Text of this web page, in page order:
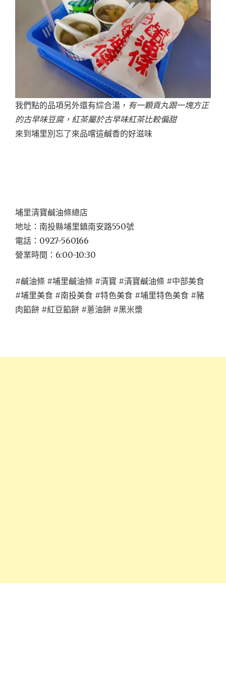
我們點的品項另外還有綜合湯， 有一顆貢丸跟一塊方正
的古早味豆腐， 紅茶屬於古早味紅茶比較偏甜
來到埔里別忘了來品嚐這鹹香的好滋味
埔里清寶鹹油條總店
地址：南投縣埔里鎮南安路550號
電話：0927-560166
營業時間：6:00-10:30
#鹹油條 #埔里鹹油條 #清寶 #清寶鹹油條 #中部美食
#埔里美食 #南投美食 #特色美食 #埔里特色美食 #豬
肉餡餅 #紅豆餡餅 #蔥油餅 #黑米漿